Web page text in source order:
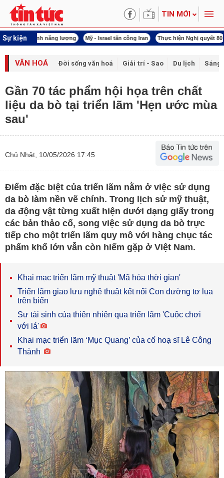
TIN MỚI
Sự kiện
lượng Mỹ - Israel tấn công Iran Thực hiện Nghị quyết 80 Thực hiện
VĂN HOÁ Đời sống văn hoá Giải trí - Sao Du lịch Sáng
Gần 70 tác phẩm hội họa trên chất
liệu da bò tại triển lãm 'Hẹn ước mùa
sau'
Chủ Nhật, 10/05/2026 17:45
Điểm đặc biệt của triển lãm nằm ở việc sử dụng
da bò làm nền vẽ chính. Trong lịch sử mỹ thuật,
da động vật từng xuất hiện dưới dạng giấy trong
các bản thảo cổ, song việc sử dụng da bò trực
tiếp cho một triển lãm quy mô với hàng chục tác
phẩm khổ lớn vẫn còn hiếm gặp ở Việt Nam.
Khai mạc triển lãm mỹ thuật 'Mã hóa thời gian'
Triển lãm giao lưu nghệ thuật kết nối Con đường tơ lụa
trên biển
Sự tái sinh của thiên nhiên qua triển lãm 'Cuộc chơi
với lá'
Khai mạc triển lãm ‘Mục Quang’ của cố hoạ sĩ Lê Công
Thành